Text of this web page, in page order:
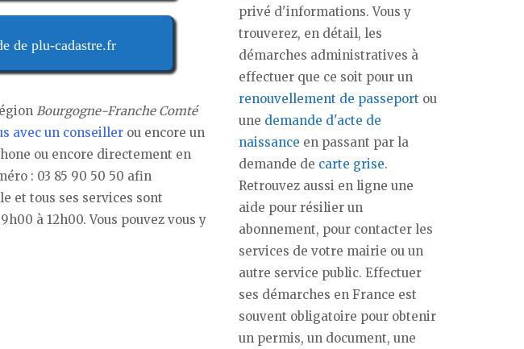
de plu-cadastre.fr
Bourgogne-Franche Comté
avec un conseiller ou encore un
ou encore directement en
: 03 85 90 50 50 afin
et tous ses services sont
à 12h00. Vous pouvez vous y
privé d'informations. Vous y
trouverez, en détail, les
démarches administratives à
effectuer que ce soit pour un
renouvellement de passeport ou
une demande d'acte de
naissance en passant par la
demande de carte grise.
Retrouvez aussi en ligne une
aide pour résilier un
abonnement, pour contacter les
services de votre mairie ou un
autre service public. Effectuer
ses démarches en France est
souvent obligatoire pour obtenir
un permis, un document, une